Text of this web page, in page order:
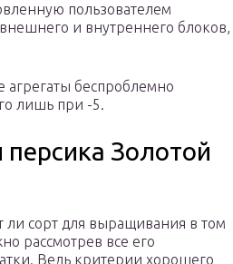
пользователем
и внутреннего блоков,
беспроблемно
лишь при -5.
персика Золотой
ли сорт для выращивания в том
рассмотрев все его
Ведь критерии хорошего